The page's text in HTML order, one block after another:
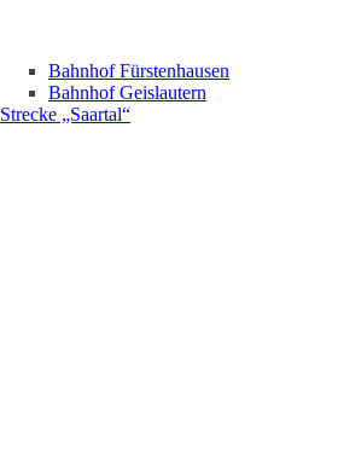
Bahnhof Fürstenhausen
Bahnhof Geislautern
Strecke „Saartal“